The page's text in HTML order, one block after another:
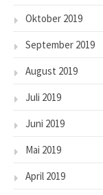
Oktober 2019
September 2019
August 2019
Juli 2019
Juni 2019
Mai 2019
April 2019